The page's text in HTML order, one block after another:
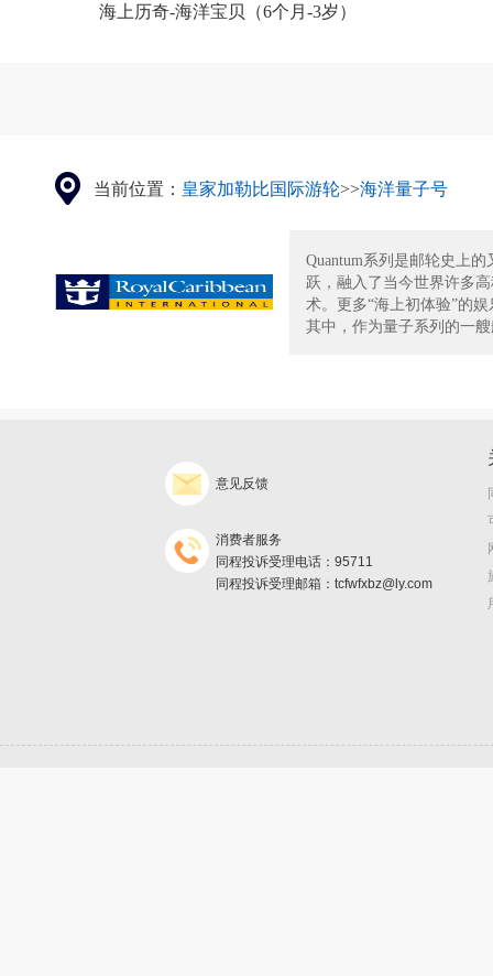
海上历奇-海洋宝贝（6个月-3岁）
当前位置： 皇家加勒比国际游轮>>海洋量子号
Quantum系列是邮轮史上的
跃，融入了当今世界许多
术。更多“海上初体验”的
其中，作为量子系列的一
意见反馈
消费者服务
同程投诉受理电话：95711
同程投诉受理邮箱：tcfwfxbz@ly.com